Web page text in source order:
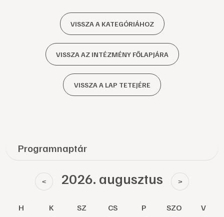
VISSZA A KATEGÓRIÁHOZ
VISSZA AZ INTÉZMÉNY FŐLAPJÁRA
VISSZA A LAP TETEJÉRE
Programnaptár
< 2026. augusztus >
H K SZ CS P SZO V